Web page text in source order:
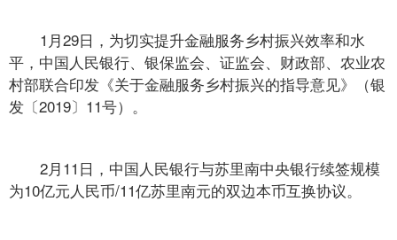
1月29日，为切实提升金融服务乡村振兴效率和水
平，中国人民银行、银保监会、证监会、财政部、农业农
村部联合印发《关于金融服务乡村振兴的指导意见》（银
发〔2019〕11号）。
2月11日，中国人民银行与苏里南中央银行续签规模
为10亿元人民币/11亿苏里南元的双边本币互换协议。